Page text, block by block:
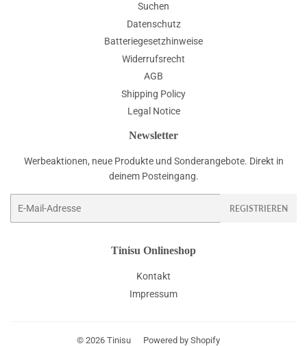
Suchen
Datenschutz
Batteriegesetzhinweise
Widerrufsrecht
AGB
Shipping Policy
Legal Notice
Newsletter
Werbeaktionen, neue Produkte und Sonderangebote. Direkt in
deinem Posteingang.
REGISTRIEREN
Tinisu Onlineshop
Kontakt
Impressum
© 2026 Tinisu Powered by Shopify